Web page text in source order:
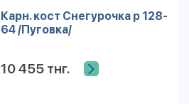
Карн. кост Снегурочка р 128-
64 /Пуговка/
10 455 тнг.